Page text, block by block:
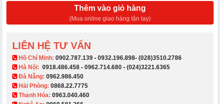
Thêm vào giỏ hàng
(Mua online giao hàng tận tay)
LIÊN HỆ TƯ VẤN
​ Hồ Chí Minh: 0902.787.139 - 0932.196.898- (028)3510.2786
Hà Nội: 0918.486.458 - 0962.714.680 - (024)3221.6365
Đà Nẵng: 0962.986.450
Hải Phòng: 0868.22.7775
Thanh Hóa: 0963.040.460